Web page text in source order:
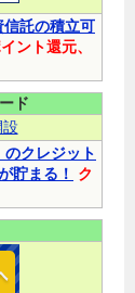
託の積立可
ント還元、
ド
のクレジット
貯まる！
ク